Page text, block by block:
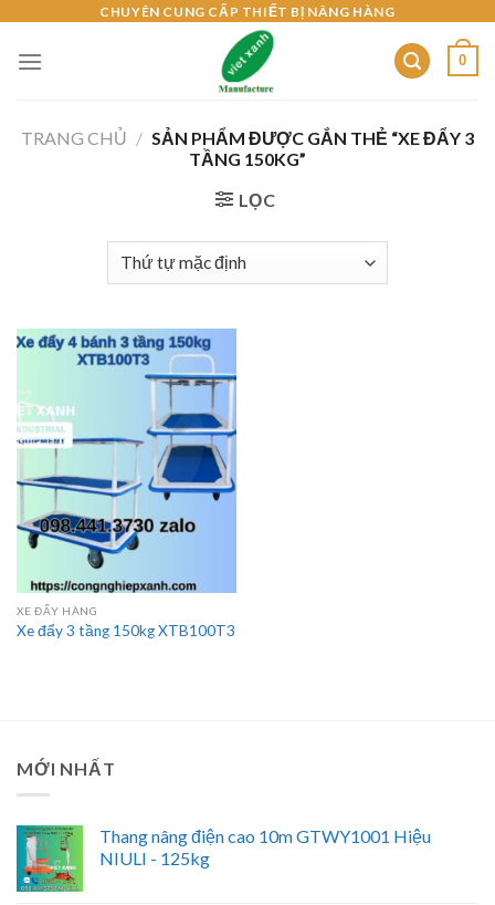
content
CHUYÊN CUNG CẤP THIẾT BỊ NÂNG HÀNG
0
TRANG CHỦ / SẢN PHẨM ĐƯỢC GẮN THẺ “XE ĐẨY 3
TẦNG 150KG”
LỌC
XE ĐẨY HÀNG
Xe đẩy 3 tầng 150kg XTB100T3
MỚI NHẤT
Thang nâng điện cao 10m GTWY1001 Hiệu
NIULI - 125kg